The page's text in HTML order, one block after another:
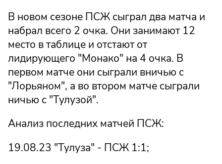
В новом сезоне ПСЖ сыграл два матча и
набрал всего 2 очка. Они занимают 12
место в таблице и отстают от
лидирующего "Монако" на 4 очка. В
первом матче они сыграли вничью с
"Лорьяном", а во втором матче сыграли
ничью с "Тулузой".
Анализ последних матчей ПСЖ:
19.08.23 "Тулуза" - ПСЖ 1:1;